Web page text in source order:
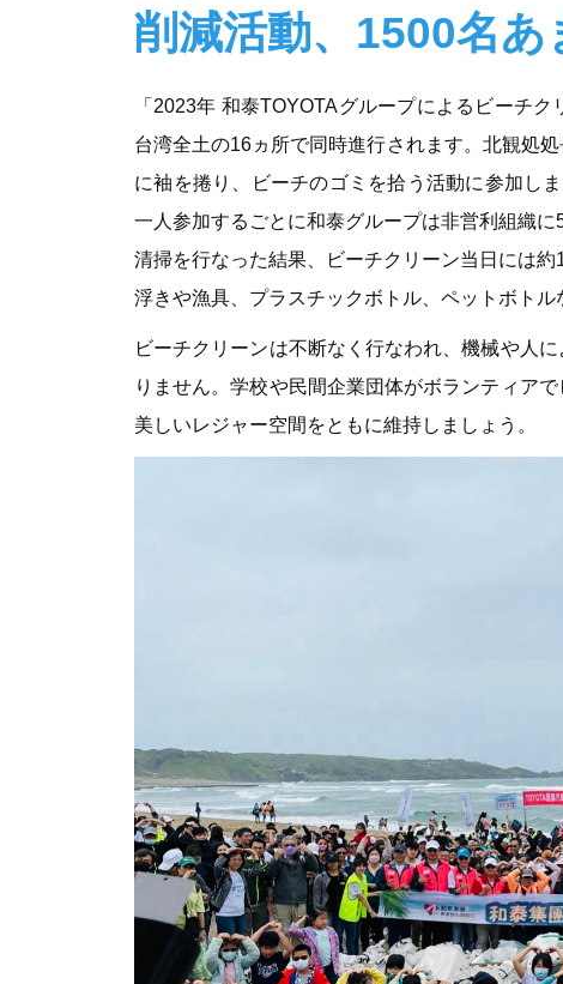
削減活動、1500名
「2023年 和泰TOYOTAグループによるビーチ
台湾全土の16ヵ所で同時進行されます。北観処
に袖を捲り、ビーチのゴミを拾う活動に参加し
一人参加するごとに和泰グループは非営利組織
清掃を行なった結果、ビーチクリーン当日には
浮きや漁具、プラスチックボトル、ペットボト
ビーチクリーンは不断なく行なわれ、機械や人
りません。学校や民間企業団体がボランティア
美しいレジャー空間をともに維持しましょう。